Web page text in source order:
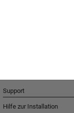
Support
Hilfe zur Installation